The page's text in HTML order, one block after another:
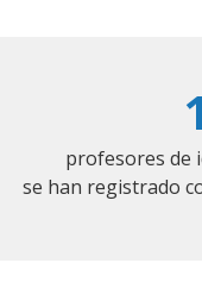
profesores de
se han registrado